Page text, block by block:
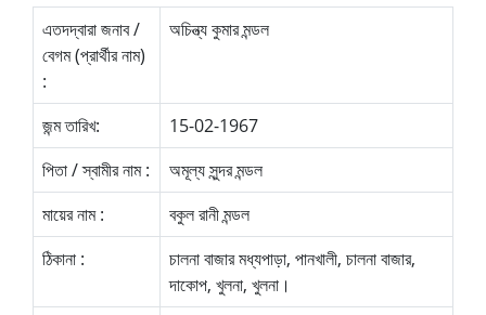
এতদদ্বারা জনাব /
বেগম (প্রার্থীর নাম)
:
অচিন্ত্য কুমার মন্ডল
জন্ম তারিখ:
15-02-1967
পিতা / স্বামীর নাম :
অমূল্য সুন্দর মন্ডল
মায়ের নাম :
বকুল রানী মন্ডল
ঠিকানা :
চালনা বাজার মধ্যপাড়া, পানখালী, চালনা বাজার,
দাকোপ, খুলনা, খুলনা।